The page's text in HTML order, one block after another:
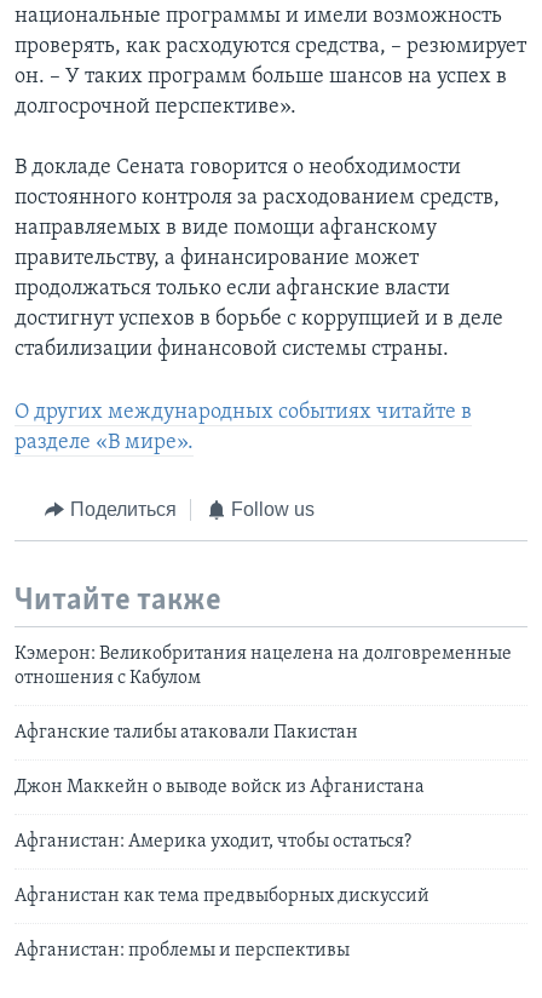
национальные программы и имели возможность
проверять, как расходуются средства, – резюмирует
он. – У таких программ больше шансов на успех в
долгосрочной перспективе».
В докладе Сената говорится о необходимости
постоянного контроля за расходованием средств,
направляемых в виде помощи афганскому
правительству, а финансирование может
продолжаться только если афганские власти
достигнут успехов в борьбе с коррупцией и в деле
стабилизации финансовой системы страны.
О других международных событиях читайте в
разделе «В мире».
Поделиться Follow us
Читайте также
Кэмерон: Великобритания нацелена на долговременные
отношения с Кабулом
Афганские талибы атаковали Пакистан
Джон Маккейн о выводе войск из Афганистана
Афганистан: Америка уходит, чтобы остаться?
Афганистан как тема предвыборных дискуссий
Афганистан: проблемы и перспективы